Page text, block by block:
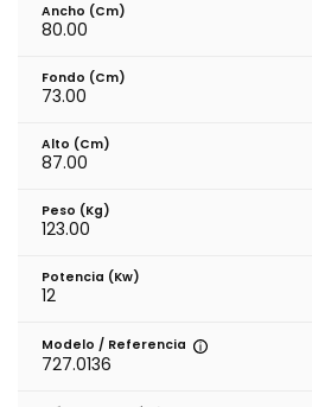
Ancho (cm)
80.00
Fondo (cm)
73.00
Alto (cm)
87.00
Peso (kg)
123.00
Potencia (Kw)
12
Modelo / Referencia
727.0136